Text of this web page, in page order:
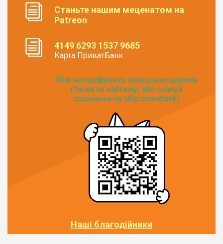
Станьте нашим меценатом на
Patreon
4149 6293 1537 9685
Карта ПриватБанк
Збір на оцифровку козацьких церков
(тисни на картинці, або скануй
посилання на збір monobank):
Наші благодійники